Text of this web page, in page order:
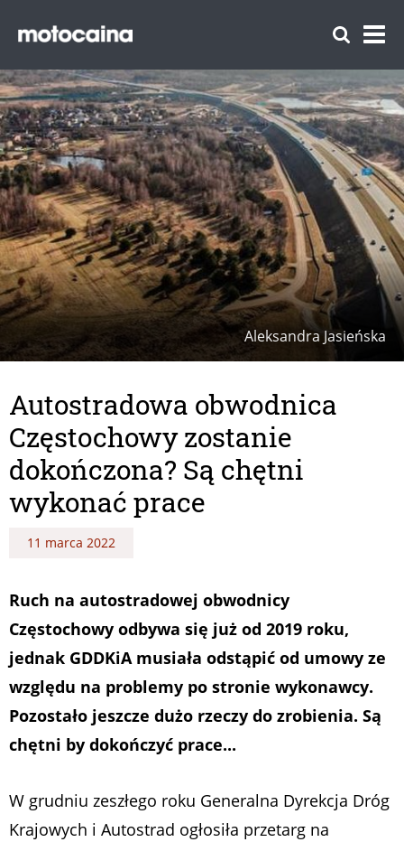
Aleksandra Jasieńska
Autostradowa obwodnica
Częstochowy zostanie
dokończona? Są chętni
wykonać prace
11 marca 2022
Ruch na autostradowej obwodnicy
Częstochowy odbywa się już od 2019 roku,
jednak GDDKiA musiała odstąpić od umowy ze
względu na problemy po stronie wykonawcy.
Pozostało jeszcze dużo rzeczy do zrobienia. Są
chętni by dokończyć prace...
W grudniu zeszłego roku Generalna Dyrekcja Dróg
Krajowych i Autostrad ogłosiła przetarg na